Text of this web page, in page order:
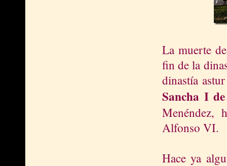
La muerte
fin de la
dinastía
Sancha I
Menéndez,
Alfonso VI.
Hace ya